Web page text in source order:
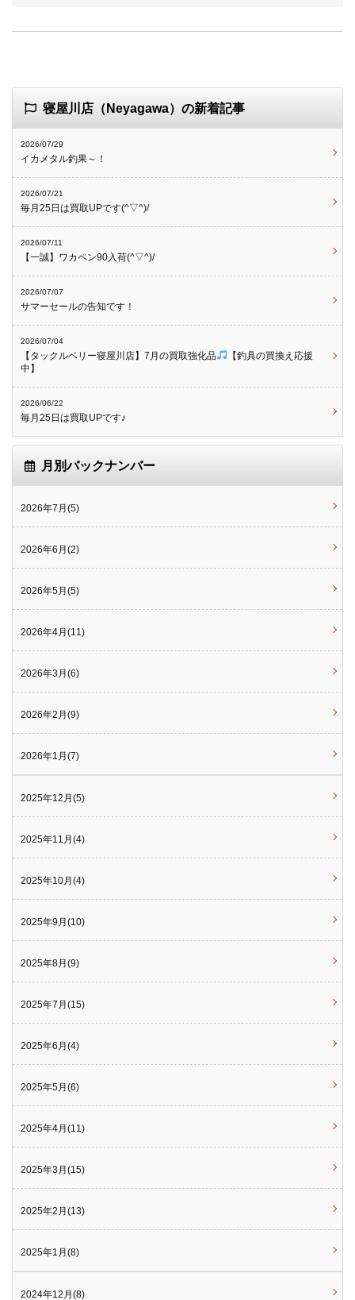
寝屋川店（Neyagawa）の新着記事
2026/07/29
イカメタル釣果～！
2026/07/21
毎月25日は買取UPです(^▽^)/
2026/07/11
【一誠】ワカペン90入荷(^▽^)/
2026/07/07
サマーセールの告知です！
2026/07/04
【タックルベリー寝屋川店】7月の買取強化品
【釣具の買換え応援
中】
2026/06/22
毎月25日は買取UPです♪
月別バックナンバー
2026年7月(5)
2026年6月(2)
2026年5月(5)
2026年4月(11)
2026年3月(6)
2026年2月(9)
2026年1月(7)
2025年12月(5)
2025年11月(4)
2025年10月(4)
2025年9月(10)
2025年8月(9)
2025年7月(15)
2025年6月(4)
2025年5月(6)
2025年4月(11)
2025年3月(15)
2025年2月(13)
2025年1月(8)
2024年12月(8)